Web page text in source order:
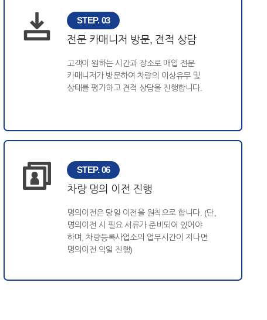
STEP. 03
전문 카매니저 방문, 견적 상담
고객이 원하는 시간과 장소로 매입 전문
카매니저가 방문하여 차량의 이상유무 및
상태를 평가하고 견적 상담을 진행합니다.
STEP. 06
차량 명의 이전 진행
명의이전은 당일 이전을 원칙으로 합니다. (단,
명의이전 시 필요 서류가 준비되어 있어야
하며, 차량등록사업소의 업무시간이 지나면
명의이전 익일 진행)